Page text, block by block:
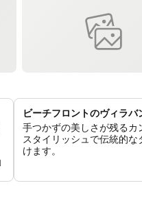
ビーチフロントのヴィラバ
手つかずの美しさが残るカ
スタイリッシュで伝統的
けます。